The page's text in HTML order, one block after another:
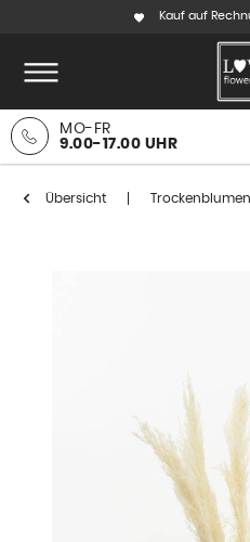
Kauf auf
MO-FR
9.00-17.00 UHR
Übersicht